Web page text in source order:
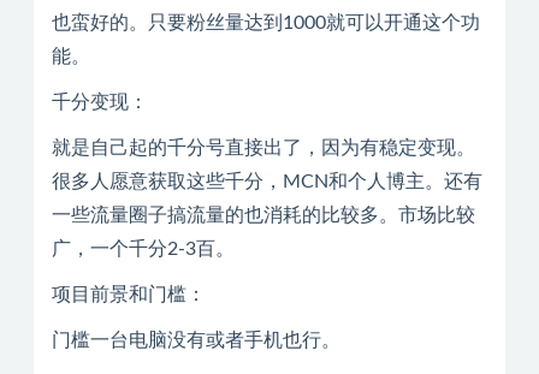
也蛮好的。只要粉丝量达到1000就可以开通这个功
能。
千分变现：
就是自己起的千分号直接出了，因为有稳定变现。
很多人愿意获取这些千分，MCN和个人博主。还有
一些流量圈子搞流量的也消耗的比较多。市场比较
广，一个千分2-3百。
项目前景和门槛：
门槛一台电脑没有或者手机也行。